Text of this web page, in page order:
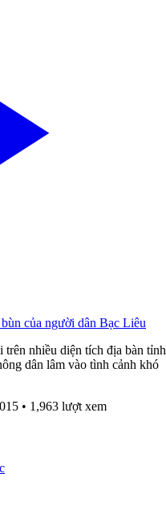
của người dân Bạc Liêu
nhiều diện tích địa bàn tỉnh
dân lâm vào tình cảnh khó
• 1,963 lượt xem